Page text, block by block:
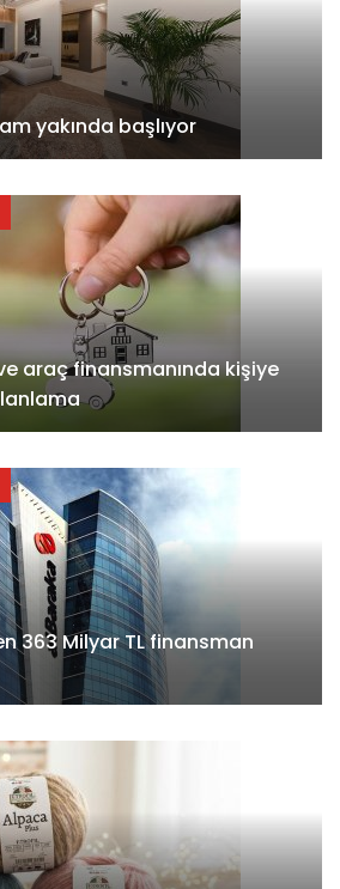
yakında başlıyor
araç finansmanında kişiye
363 Milyar TL finansman